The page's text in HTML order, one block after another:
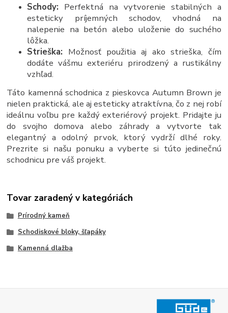
Schody: Perfektná na vytvorenie stabilných a
esteticky príjemných schodov, vhodná na
nalepenie na betón alebo uloženie do suchého
lôžka.
Strieška: Možnosť použitia aj ako strieška, čím
dodáte vášmu exteriéru prirodzený a rustikálny
vzhľad.
Táto kamenná schodnica z pieskovca Autumn Brown je
nielen praktická, ale aj esteticky atraktívna, čo z nej robí
ideálnu voľbu pre každý exteriérový projekt. Pridajte ju
do svojho domova alebo záhrady a vytvorte tak
elegantný a odolný prvok, ktorý vydrží dlhé roky.
Prezrite si našu ponuku a vyberte si túto jedinečnú
schodnicu pre váš projekt.
Tovar zaradený v kategóriách
Prírodný kameň
Schodiskové bloky, šľapáky
Kamenná dlažba